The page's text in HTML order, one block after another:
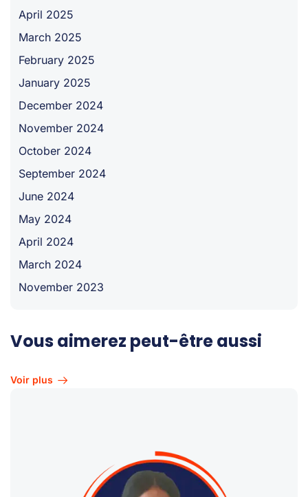
April 2025
March 2025
February 2025
January 2025
December 2024
November 2024
October 2024
September 2024
June 2024
May 2024
April 2024
March 2024
November 2023
Vous aimerez peut-être aussi
Voir plus